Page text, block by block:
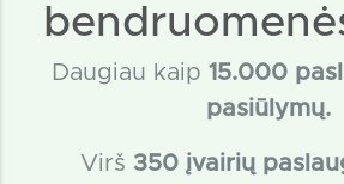
Daugiau kaip 15.000
pasiūlymų.
Virš 350 įvairių